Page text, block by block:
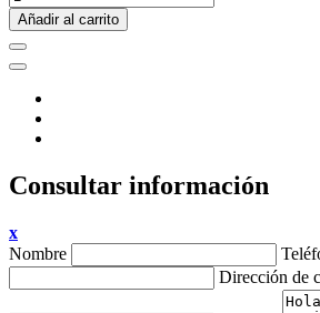
Añadir al carrito
Consultar información
x
Nombre
Dirección de